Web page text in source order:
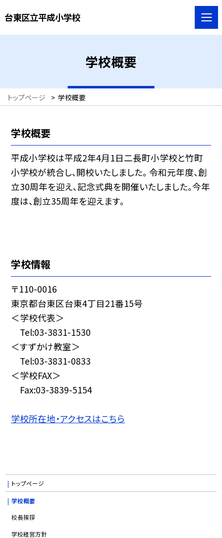
台東区立平成小学校
学校概要
トップページ > 学校概要
学校概要
平成小学校は平成2年4月1日二長町小学校と竹町
小学校が統合し、開校いたしました。 令和元年度、創
立30周年を迎え、記念式典を開催いたしました。今年
度は、創立35周年を迎えます。
学校情報
〒110-0016
東京都台東区台東4丁目21番15号
＜学校代表＞
Tel:03-3831-1530
＜すずかけ教室＞
Tel:03-3831-0833
＜学校FAX＞
Fax:03-3839-5154
学校所在地・アクセスはこちら
トップページ
学校概要
校長挨拶
学校経営方針